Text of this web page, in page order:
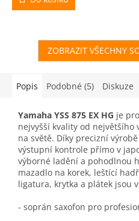
ZOBRAZIT VŠECHNY
Popis Podobné (5) Diskuze
Yamaha YSS 875 EX HG je
nejvyšší kvality od
na světě. Díky precizní
výstupní kontrole přímo v
výborné ladění a pohodlnou
mazadlo na korek, leštící
ligatura, krytka a plátek jsou
- soprán saxofon pro